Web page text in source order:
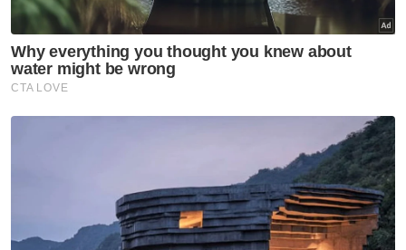
Bekalan Air
Artikel Disyorkan
Sabah Sarawak
Sembilan kawasan di Sarawak
catat IPU tidak sihat